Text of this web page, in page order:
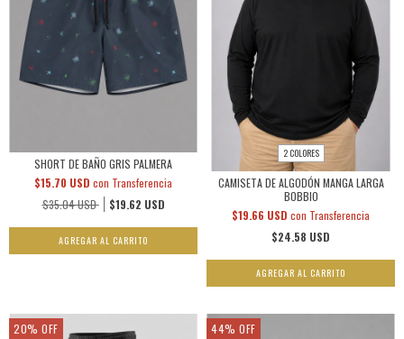
SHORT DE BAÑO GRIS PALMERA
$35.04 USD $19.62 USD
$15.70 USD con Transferencia
AGREGAR AL CARRITO
2 COLORES
CAMISETA DE ALGODÓN MANGA LARGA
BOBBIO
$24.58 USD
$19.66 USD con Transferencia
AGREGAR AL CARRITO
20% OFF 44% OFF